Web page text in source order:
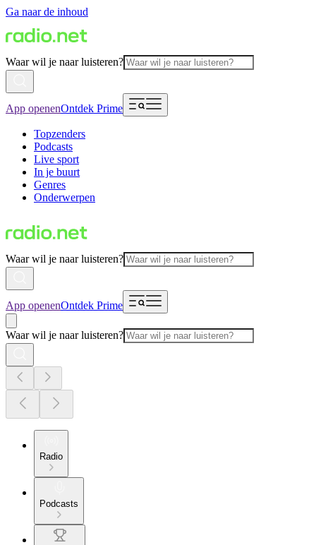
Ga naar de inhoud
Waar wil je naar luisteren?
App openenOntdek Prime
Topzenders
Podcasts
Live sport
In je buurt
Genres
Onderwerpen
Waar wil je naar luisteren?
App openenOntdek Prime
Waar wil je naar luisteren?
Radio
Podcasts